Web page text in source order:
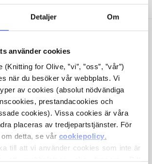
Detaljer Om
använder cookies
for Olive, ”vi”, ”oss”, ”vår”)
när du besöker vår webbplats. Vi
av cookies (absolut nödvändiga
prestandacookies och
cookies). Vissa cookies är våra
placeras av tredjepartstjänster. För
detta, se vår cookiepolicy.
till att vi använder cookies som inte är
att webbplatsen ska fungera. Ditt
OLIVE
- DARK
KNITTING FOR OLIVE
HEAVY MERINO HEAVY